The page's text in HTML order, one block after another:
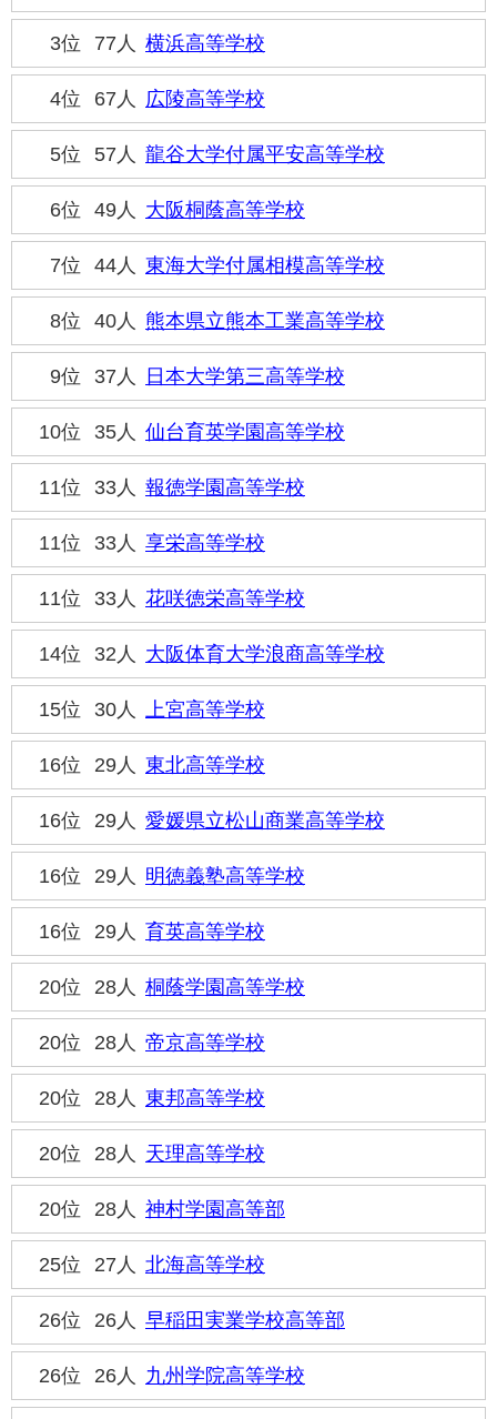
3位 77人 横浜高等学校
4位 67人 広陵高等学校
5位 57人 龍谷大学付属平安高等学校
6位 49人 大阪桐蔭高等学校
7位 44人 東海大学付属相模高等学校
8位 40人 熊本県立熊本工業高等学校
9位 37人 日本大学第三高等学校
10位 35人 仙台育英学園高等学校
11位 33人 報徳学園高等学校
11位 33人 享栄高等学校
11位 33人 花咲徳栄高等学校
14位 32人 大阪体育大学浪商高等学校
15位 30人 上宮高等学校
16位 29人 東北高等学校
16位 29人 愛媛県立松山商業高等学校
16位 29人 明徳義塾高等学校
16位 29人 育英高等学校
20位 28人 桐蔭学園高等学校
20位 28人 帝京高等学校
20位 28人 東邦高等学校
20位 28人 天理高等学校
20位 28人 神村学園高等部
25位 27人 北海高等学校
26位 26人 早稲田実業学校高等部
26位 26人 九州学院高等学校